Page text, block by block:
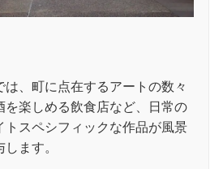
は、町に点在するアートの数々
を楽しめる飲食店など、日常の
トスペシフィックな作品が風景
ます。